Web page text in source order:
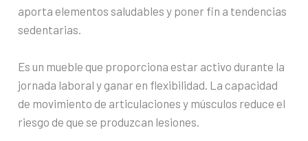
aporta elementos saludables y poner fin a tendencias
sedentarias.
Es un mueble que proporciona estar activo durante la
jornada laboral y ganar en flexibilidad. La capacidad
de movimiento de articulaciones y músculos reduce el
riesgo de que se produzcan lesiones.